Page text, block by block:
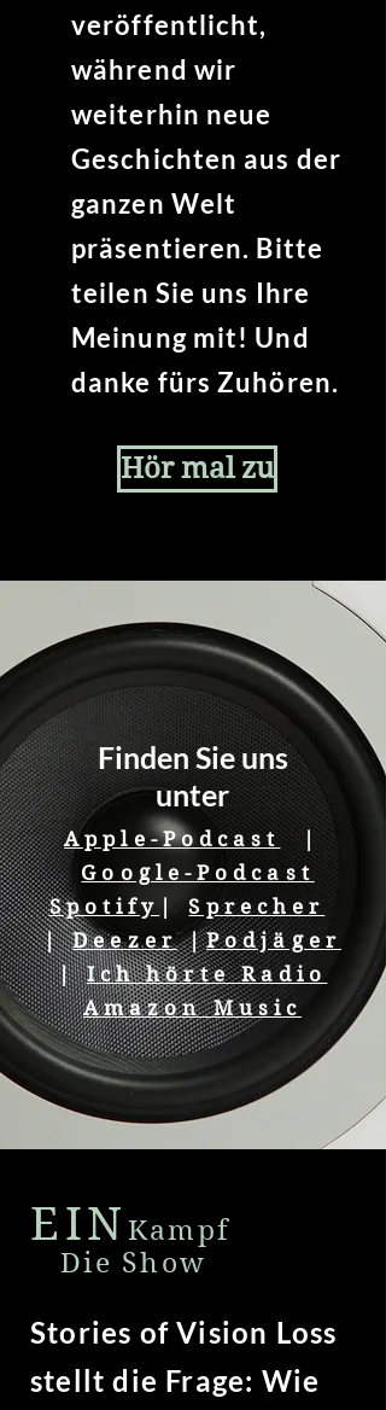
veröffentlicht,
während wir
weiterhin neue
Geschichten aus der
ganzen Welt
präsentieren. Bitte
teilen Sie uns Ihre
Meinung mit! Und
danke fürs Zuhören.
Hör mal zu
Finden Sie uns
unter
Apple-Podcast|
Google-Podcast
Spotify
|Sprecher
|Deezer|Podjäger
|Ich hörte Radio
Amazon Music
EIN Kampf
Die Show
Stories of Vision Loss
stellt die Frage: Wie